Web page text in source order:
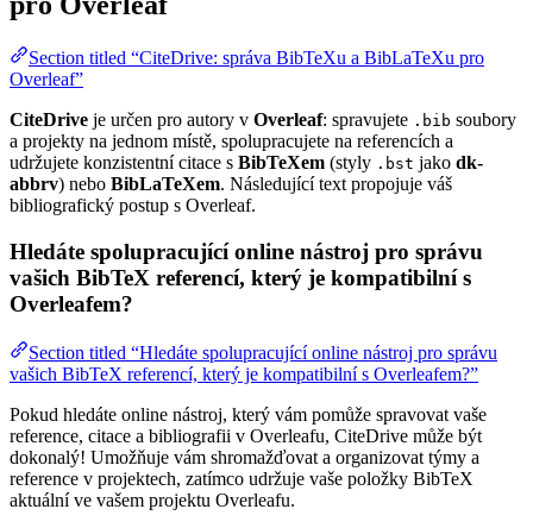
Section titled “CiteDrive: správa BibTeXu a BibLaTeXu pro
Overleaf”
CiteDrive je určen pro autory v Overleaf: spravujete .bib soubory
a projekty na jednom místě, spolupracujete na referencích a
udržujete konzistentní citace s BibTeXem (styly .bst jako dk-
abbrv) nebo BibLaTeXem. Následující text propojuje váš
bibliografický postup s Overleaf.
Hledáte spolupracující online nástroj pro správu
vašich BibTeX referencí, který je kompatibilní s
Overleafem?
Section titled “Hledáte spolupracující online nástroj pro správu
vašich BibTeX referencí, který je kompatibilní s Overleafem?”
Pokud hledáte online nástroj, který vám pomůže spravovat vaše
reference, citace a bibliografii v Overleafu, CiteDrive může být
dokonalý! Umožňuje vám shromažďovat a organizovat týmy a
reference v projektech, zatímco udržuje vaše položky BibTeX
aktuální ve vašem projektu Overleafu.